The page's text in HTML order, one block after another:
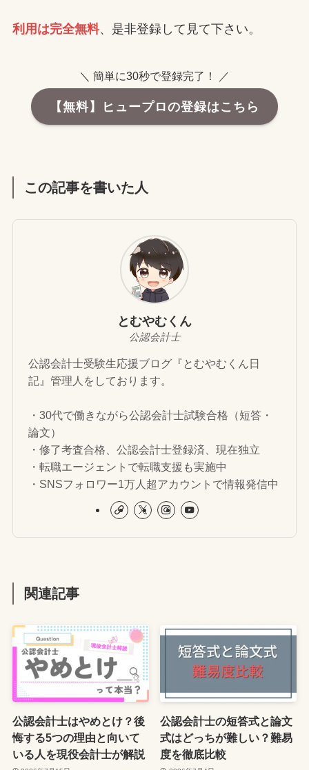
利用は完全無料、是非登録して見て下さい。
＼ 簡単に30秒で登録完了！ ／
【無料】ヒュープロの登録はこちら
この記事を書いた人
とむやむくん
公認会計士
公認会計士受験生応援ブログ『とむやむくん日
記』管理人をしております。
・30代で働きながら公認会計士試験合格（短答・
論文）
・修了考査合格、公認会計士登録済、現在独立
・転職エージェントで転職支援も実施中
・SNSフォロワー1万人超アカウントで情報発信中
関連記事
公認会計士はやめとけ？後
悔する5つの理由と向いて
いる人を現役会計士が解説
公認会計士の短答式と論文
式はどっちが難しい？難易
度を徹底比較